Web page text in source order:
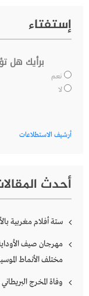
إستفتاء
برأيك هل
نعم
لا
أرشيف الاستطلاعات
أحدث
ستة أفلام مغربية
مختلف الأنماط
وفاة المخرج